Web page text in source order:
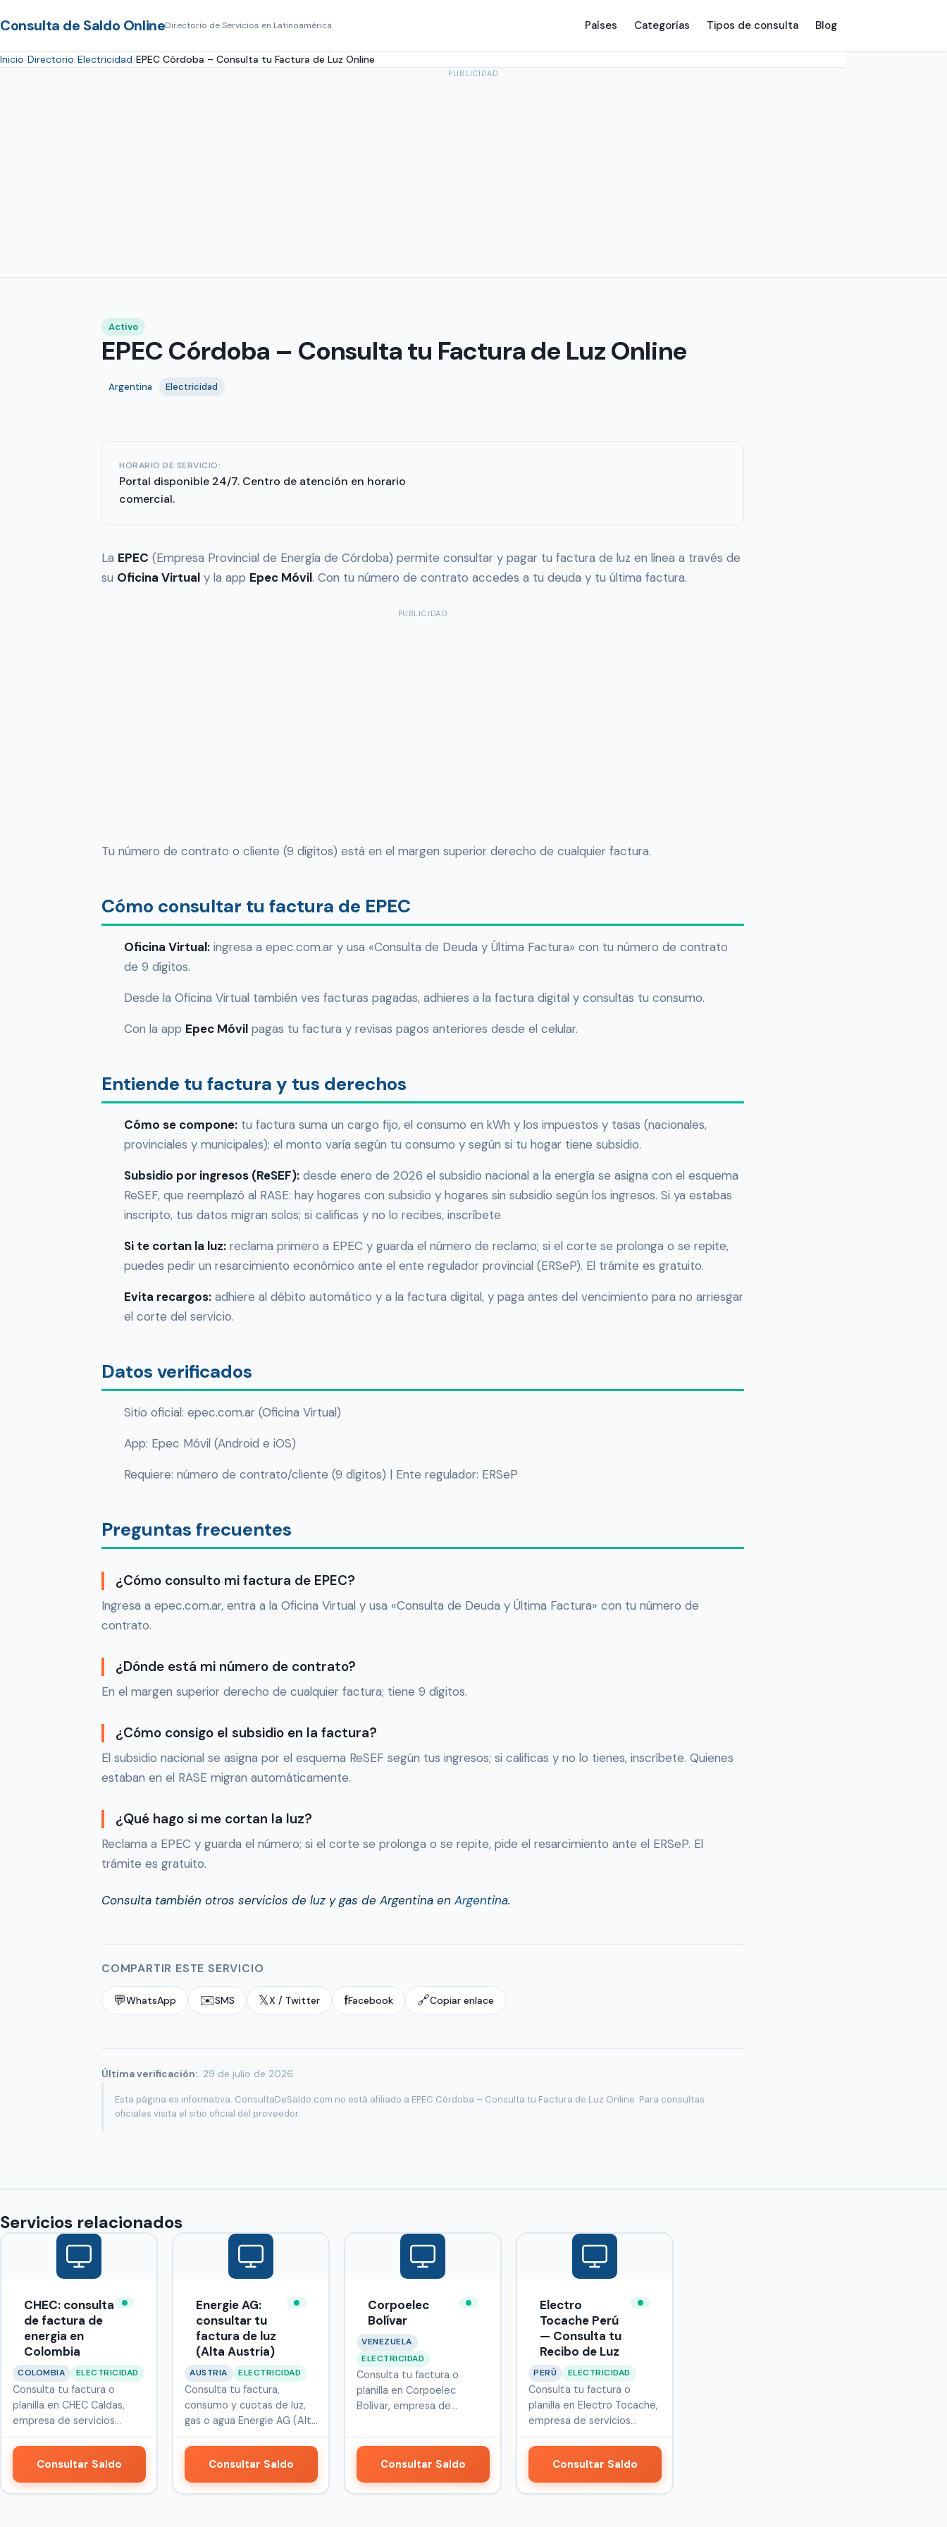
Consulta de Saldo OnlineDirectorio de Servicios en Latinoamérica Países Categorías Tipos de consulta Blog
Inicio Directorio Electricidad EPEC Córdoba – Consulta tu Factura de Luz Online
PUBLICIDAD
Activo
EPEC Córdoba – Consulta tu Factura de Luz Online
Argentina Electricidad
HORARIO DE SERVICIO:
Portal disponible 24/7. Centro de atención en horario
comercial.
La EPEC (Empresa Provincial de Energía de Córdoba) permite consultar y pagar tu factura de luz en línea a través de
su Oficina Virtual y la app Epec Móvil. Con tu número de contrato accedes a tu deuda y tu última factura.
PUBLICIDAD
Tu número de contrato o cliente (9 dígitos) está en el margen superior derecho de cualquier factura.
Cómo consultar tu factura de EPEC
Oficina Virtual: ingresa a epec.com.ar y usa «Consulta de Deuda y Última Factura» con tu número de contrato
de 9 dígitos.
Desde la Oficina Virtual también ves facturas pagadas, adhieres a la factura digital y consultas tu consumo.
Con la app Epec Móvil pagas tu factura y revisas pagos anteriores desde el celular.
Entiende tu factura y tus derechos
Cómo se compone: tu factura suma un cargo fijo, el consumo en kWh y los impuestos y tasas (nacionales,
provinciales y municipales); el monto varía según tu consumo y según si tu hogar tiene subsidio.
Subsidio por ingresos (ReSEF): desde enero de 2026 el subsidio nacional a la energía se asigna con el esquema
ReSEF, que reemplazó al RASE: hay hogares con subsidio y hogares sin subsidio según los ingresos. Si ya estabas
inscripto, tus datos migran solos; si calificas y no lo recibes, inscríbete.
Si te cortan la luz: reclama primero a EPEC y guarda el número de reclamo; si el corte se prolonga o se repite,
puedes pedir un resarcimiento económico ante el ente regulador provincial (ERSeP). El trámite es gratuito.
Evita recargos: adhiere al débito automático y a la factura digital, y paga antes del vencimiento para no arriesgar
el corte del servicio.
Datos verificados
Sitio oficial: epec.com.ar (Oficina Virtual)
App: Epec Móvil (Android e iOS)
Requiere: número de contrato/cliente (9 dígitos) | Ente regulador: ERSeP
Preguntas frecuentes
¿Cómo consulto mi factura de EPEC?
Ingresa a epec.com.ar, entra a la Oficina Virtual y usa «Consulta de Deuda y Última Factura» con tu número de
contrato.
¿Dónde está mi número de contrato?
En el margen superior derecho de cualquier factura; tiene 9 dígitos.
¿Cómo consigo el subsidio en la factura?
El subsidio nacional se asigna por el esquema ReSEF según tus ingresos; si calificas y no lo tienes, inscríbete. Quienes
estaban en el RASE migran automáticamente.
¿Qué hago si me cortan la luz?
Reclama a EPEC y guarda el número; si el corte se prolonga o se repite, pide el resarcimiento ante el ERSeP. El
trámite es gratuito.
Consulta también otros servicios de luz y gas de Argentina en Argentina.
COMPARTIR ESTE SERVICIO
💬WhatsApp ✉️SMS 𝕏X / Twitter fFacebook 🔗Copiar enlace
Última verificación: 29 de julio de 2026
Esta página es informativa. ConsultaDeSaldo.com no está afiliado a EPEC Córdoba – Consulta tu Factura de Luz Online. Para consultas
oficiales visita el sitio oficial del proveedor.
Servicios relacionados
CHEC: consulta
de factura de
energia en
Colombia
COLOMBIA ELECTRICIDAD
Consulta tu factura o
planilla en CHEC Caldas,
empresa de servicios
públicos qu…
Consultar Saldo
Energie AG:
consultar tu
factura de luz
(Alta Austria)
AUSTRIA ELECTRICIDAD
Consulta tu factura,
consumo y cuotas de luz,
gas o agua Energie AG (Alta
Austr…
Consultar Saldo
Corpoelec
Bolívar
VENEZUELA
ELECTRICIDAD
Consulta tu factura o
planilla en Corpoelec
Bolívar, empresa de
Consultar Saldo
Electro
Tocache Perú
— Consulta tu
Recibo de Luz
PERÚ ELECTRICIDAD
Consulta tu factura o
planilla en Electro Tocache,
empresa de servicios
público…
Consultar Saldo